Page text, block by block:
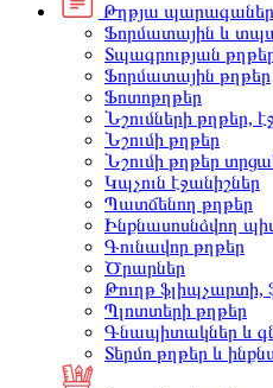
Թղթյա պարագաներ
Ֆորմատային և
Տպագրության
Ֆորմատային թղթեր
Ֆոտոթղթեր
Նշումների թղթեր,
Նշումի թղթեր
Նշումի թղթեր
Կպչուն էջանիշներ
Պատճենող թղթեր
Ինքնասոսնձվող
Գունավոր թղթեր
Ծրարներ
Թուղթ ֆլիպչարտի,
Պլոտտերի թղթեր
Գնապիտակներ և
Տերմո թղթեր և